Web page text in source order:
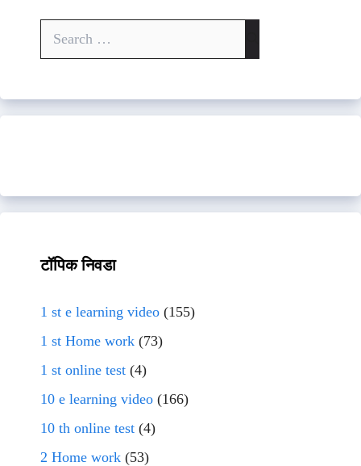
टॉपिक निवडा
1 st e learning video (155)
1 st Home work (73)
1 st online test (4)
10 e learning video (166)
10 th online test (4)
2 Home work (53)